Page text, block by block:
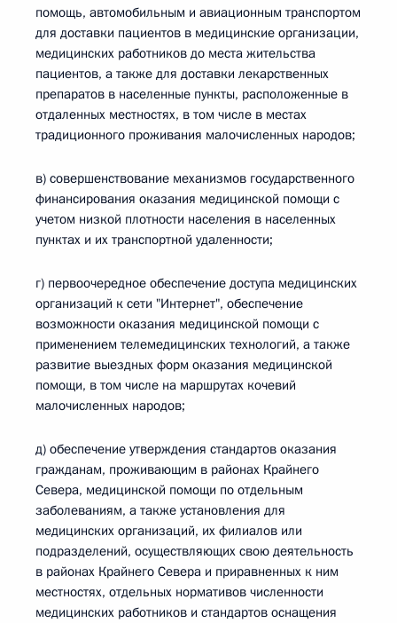
помощь, автомобильным и авиационным транспортом
для доставки пациентов в медицинские организации,
медицинских работников до места жительства
пациентов, а также для доставки лекарственных
препаратов в населенные пункты, расположенные в
отдаленных местностях, в том числе в местах
традиционного проживания малочисленных народов;
в) совершенствование механизмов государственного
финансирования оказания медицинской помощи с
учетом низкой плотности населения в населенных
пунктах и их транспортной удаленности;
г) первоочередное обеспечение доступа медицинских
организаций к сети "Интернет", обеспечение
возможности оказания медицинской помощи с
применением телемедицинских технологий, а также
развитие выездных форм оказания медицинской
помощи, в том числе на маршрутах кочевий
малочисленных народов;
д) обеспечение утверждения стандартов оказания
гражданам, проживающим в районах Крайнего
Севера, медицинской помощи по отдельным
заболеваниям, а также установления для
медицинских организаций, их филиалов или
подразделений, осуществляющих свою деятельность
в районах Крайнего Севера и приравненных к ним
местностях, отдельных нормативов численности
медицинских работников и стандартов оснащения